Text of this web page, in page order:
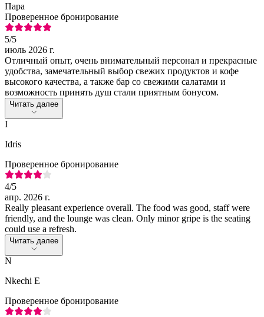
Пара
Проверенное бронирование
5/5
июль 2026 г.
Отличный опыт, очень внимательный персонал и прекрасные
удобства, замечательный выбор свежих продуктов и кофе
высокого качества, а также бар со свежими салатами и
возможность принять душ стали приятным бонусом.
Читать далее
I
Idris
Проверенное бронирование
4/5
апр. 2026 г.
Really pleasant experience overall. The food was good, staff were
friendly, and the lounge was clean. Only minor gripe is the seating
could use a refresh.
Читать далее
N
Nkechi E
Проверенное бронирование